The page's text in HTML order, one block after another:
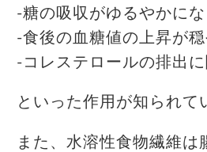
-糖の吸収がゆるやかにな
-食後の血糖値の上昇が
-コレステロールの排出
といった作用が知られて
また、水溶性食物繊維は